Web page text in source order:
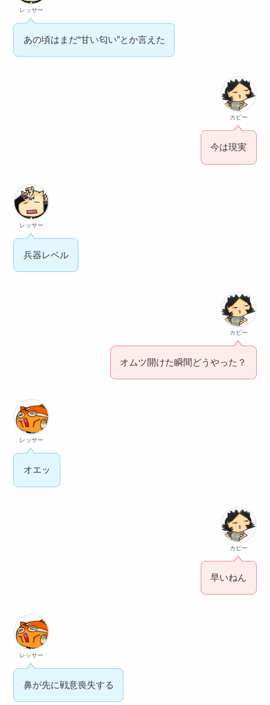
レッサー
あの頃はまだ“甘い匂い”とか言えた
カピー
今は現実
レッサー
兵器レベル
カピー
オムツ開けた瞬間どうやった？
レッサー
オエッ
カピー
早いねん
レッサー
鼻が先に戦意喪失する